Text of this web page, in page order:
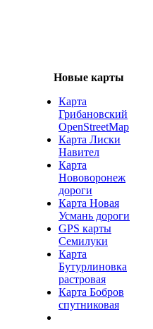
Новые карты
Карта
Грибановский
OpenStreetMap
Карта Лиски
Навител
Карта
Нововоронеж
дороги
Карта Новая
Усмань дороги
GPS карты
Семилуки
Карта
Бутурлиновка
растровая
Карта Бобров
спутниковая